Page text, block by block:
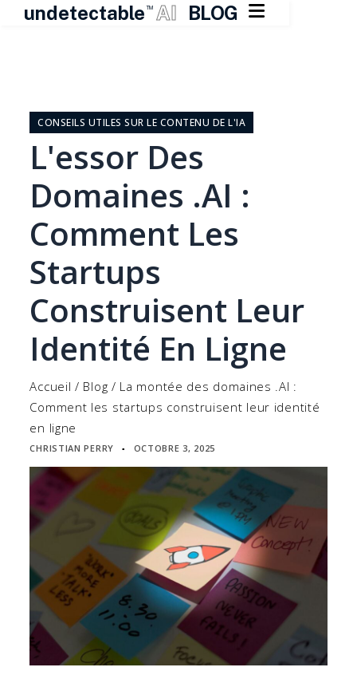
undetectable TM AI BLOG 
contentCONSEILS UTILES SUR LE CONTENU DE L'IA
L'essor Des
Domaines .AI :
Comment Les
Startups
Construisent Leur
Identité En Ligne
Accueil / Blog / La montée des domaines .AI :
Comment les startups construisent leur identité
en ligne
CHRISTIAN PERRY ▪ OCTOBRE 3, 2025